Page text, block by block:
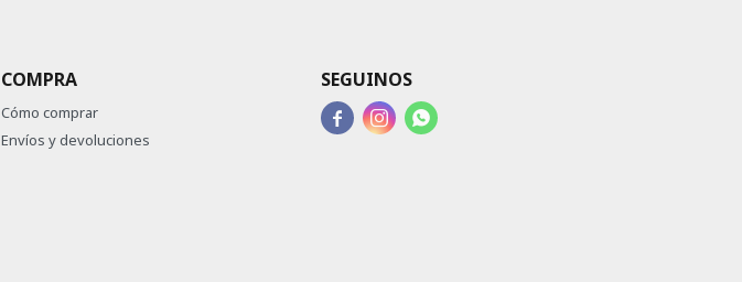
COMPRA
Cómo comprar
Envíos y devoluciones
SEGUINOS
  